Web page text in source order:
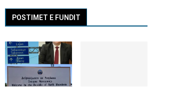
POSTIMET E FUNDIT